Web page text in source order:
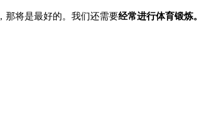
，那将是最好的。我们还需要经常进行体育锻炼。